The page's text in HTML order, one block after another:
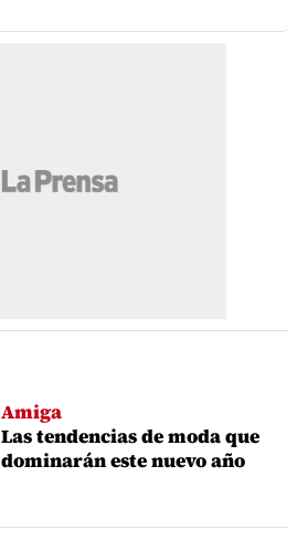
Amiga
Las tendencias de moda que
dominarán este nuevo año